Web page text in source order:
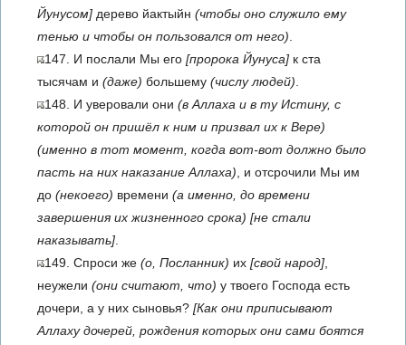
Йунусом] дерево йактыйн (чтобы оно служило ему
тенью и чтобы он пользовался от него)
147. И послали Мы его [пророка Йунуса] к ста
тысячам и (даже) большему (числу людей)
148. И уверовали они (в Аллаха и в ту Истину, с
которой он пришёл к ним и призвал их к Вере)
(именно в тот момент, когда вот-вот должно было
пасть на них наказание Аллаха) , и отсрочили Мы им
до (некоего) времени (а именно, до времени
завершения их жизненного срока) [не стали
наказывать]
149. Спроси же (о, Посланник) их [свой народ]
неужели (они считают, что) у твоего Господа есть
дочери, а у них сыновья? [Как они приписывают
Аллаху дочерей, рождения которых они сами боятся